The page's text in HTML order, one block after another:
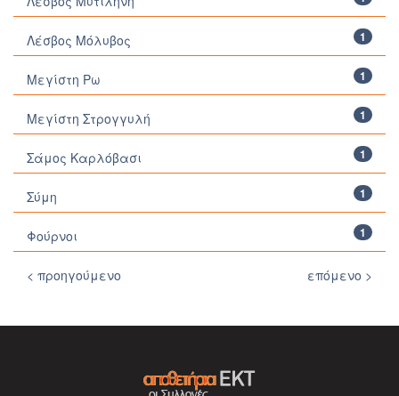
1
Λέσβος Μόλυβος
1
Μεγίστη Ρω
1
Μεγίστη Στρογγυλή
1
Σάμος Καρλόβασι
1
Σύμη
1
Φούρνοι
< προηγούμενο επόμενο >